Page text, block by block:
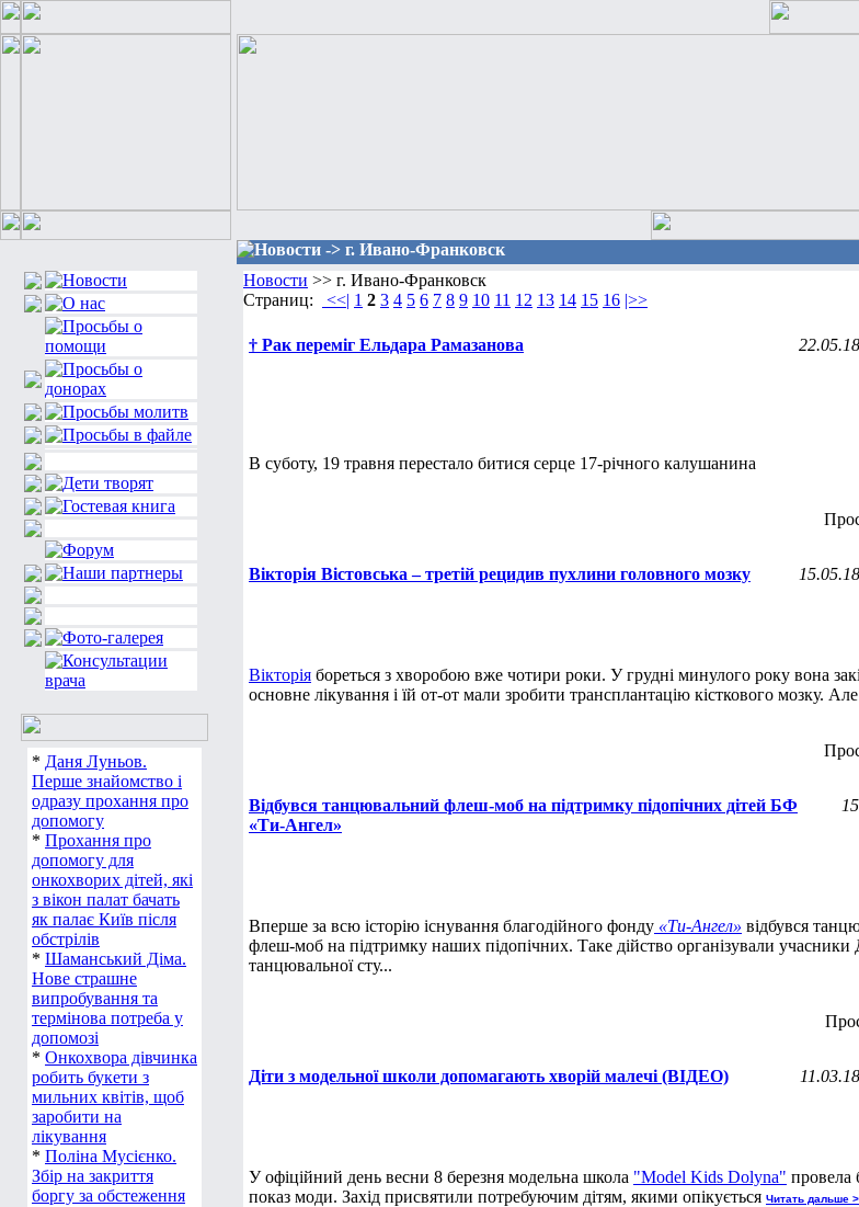
* Даня Луньов.
Перше знайомство і
одразу прохання про
допомогу
* Прохання про
допомогу для
онкохворих дітей, які
з вікон палат бачать
як палає Київ після
обстрілів
* Шаманський Діма.
Нове страшне
випробування та
термінова потреба у
допомозі
* Онкохвора дівчинка
робить букети з
мильних квітів, щоб
заробити на
лікування
* Поліна Мусієнко.
Збір на закриття
боргу за обстеження
Новости -> г. Ивано-Франковск
Новости >> г. Ивано-Франковск
Страниц:
<<| 1 2 3 4 5 6 7 8 9 10 11 12 13 14 15 16 |>>
† Рак переміг Ельдара Рамазанова
В суботу, 19 травня перестало битися серце 17-річного калушанина
Вікторія Вістовська – третій рецидив пухлини головного мозку
Вікторія бореться з хворобою вже чотири роки. У грудні минулого року вона
основне лікування і їй от-от мали зробити трансплантацію кісткового мозку.
Відбувся танцювальний флеш-моб на підтримку підопічних дітей БФ
«Ти-Ангел»
Вперше за всю історію існування благодійного фонду «Ти-Ангел» відбувся
флеш-моб на підтримку наших підопічних. Таке дійство організували учасники
танцювальної сту...
Діти з модельної школи допомагають хворій малечі (ВІДЕО)
У офіційний день весни 8 березня модельна школа "Model Kids Dolyna" провела
показ моди. Захід присвятили потребуючим дітям, якими опікується Читать дальше